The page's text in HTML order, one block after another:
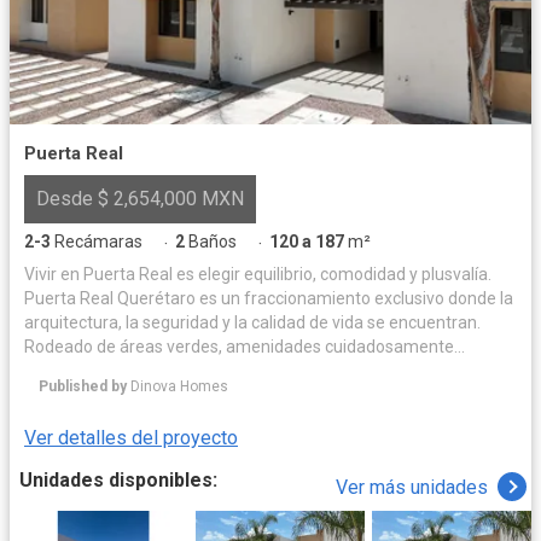
Puerta Real
Desde $ 2,654,000 MXN
2-3 Recámaras · 2 Baños · 120 a 187m²
Vivir en Puerta Real es elegir equilibrio, comodidad y plusvalía.
Puerta Real Querétaro es un fraccionamiento exclusivo donde la
arquitectura, la seguridad y la calidad de vida se encuentran.
Rodeado de áreas verdes, amenidades cuidadosamente
armonioso para disfrutar cada día. Su ubicación privilegiada
Acceso controlado 24/7, mantenimiento permanente y un
ambiente residencial que eleva tu forma de vivir. Puerta Real no
es solo un hogar, es un estándar de vida.
Published by Dinova Homes
Ver detalles del proyecto
Unidades disponibles:
Ver más unidades